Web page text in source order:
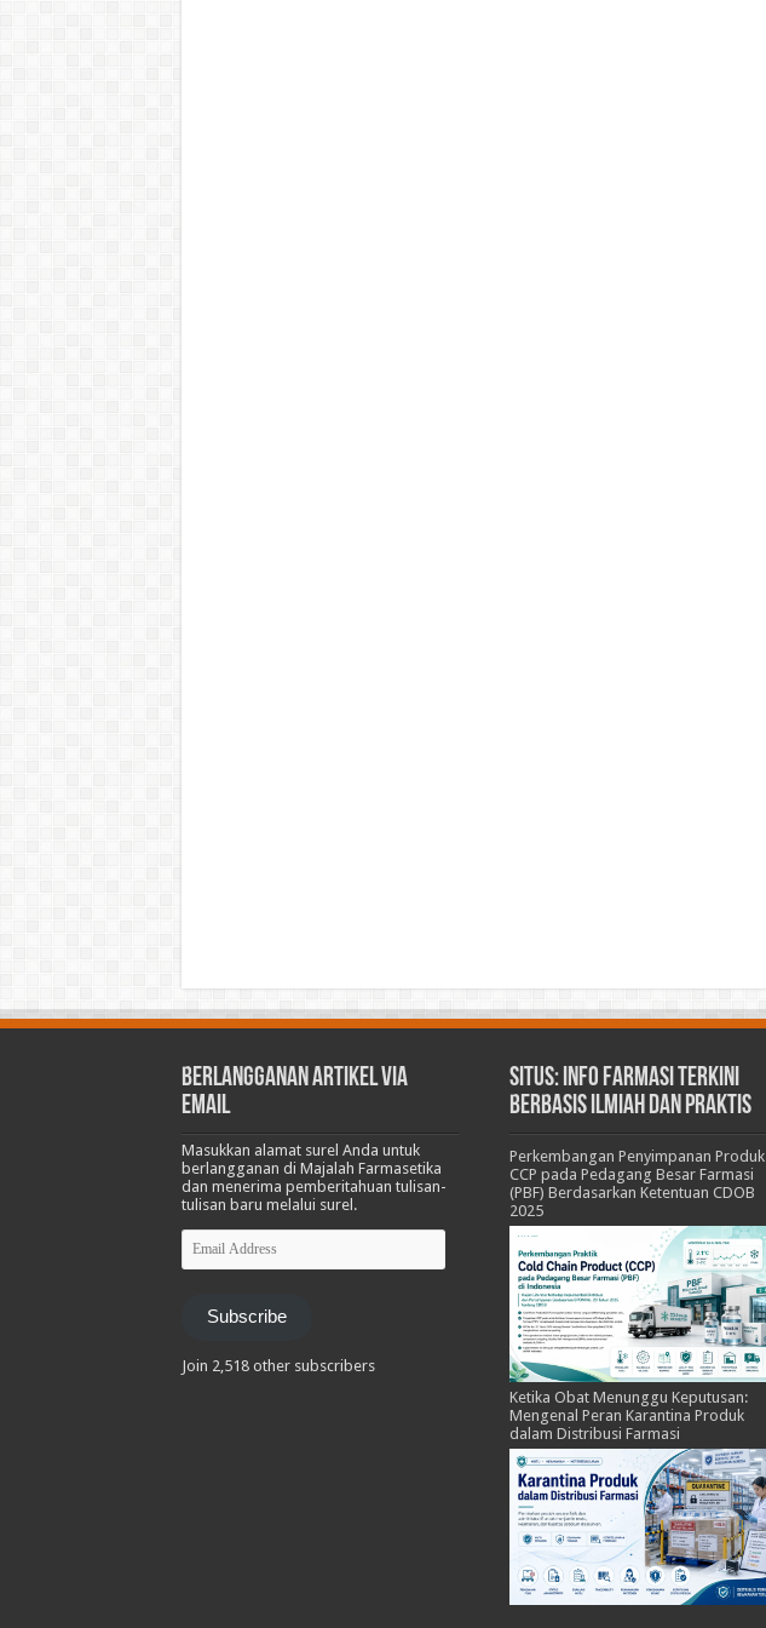
Berlangganan Artikel via
Email
Masukkan alamat surel Anda untuk
berlangganan di Majalah Farmasetika
dan menerima pemberitahuan tulisan-
tulisan baru melalui surel.
Email
Address
Subscribe
Join 2,518 other subscribers
Situs: Info Farmasi Terkini
Berbasis Ilmiah dan Praktis
Perkembangan Penyimpanan Produk
CCP pada Pedagang Besar Farmasi
(PBF) Berdasarkan Ketentuan CDOB
2025
Ketika Obat Menunggu Keputusan:
Mengenal Peran Karantina Produk
dalam Distribusi Farmasi